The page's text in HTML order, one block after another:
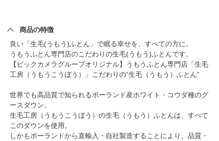
商品の特徴
良い「生毛(うもう)ふとん」で眠る幸せを、すべての方に。
うもうふとん専門店のこだわりの生毛(うもう)ふとんです。
【ビックカメラグループオリジナル】うもうふとん専門店「生毛
工房（うもうこうぼう）」こだわりの“生毛（うもう）ふとん”
世界でも高品質で知られるポーランド産ホワイト・コウダ種のグ
ースダウン。
生毛工房（うもうこうぼう）の生毛（うもう）ふとんは、すべて
このダウンを使用。
しかもポーランドから直輸入・自社製造することにより、品質・